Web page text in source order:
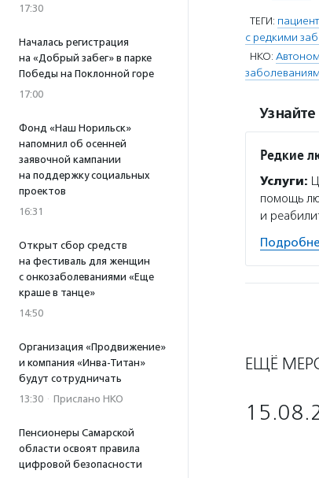
17:30
Началась регистрация
на «Добрый забег» в парке
Победы на Поклонной горе
17:00
Фонд «Наш Норильск»
напомнил об осенней
заявочной кампании
на поддержку социальных
проектов
16:31
Открыт сбор средств
на фестиваль для женщин
с онкозаболеваниями «Еще
краше в танце»
14:50
Организация «Продвижение»
и компания «Инва-Титан»
будут сотрудничать
13:30 · Прислано НКО
Пенсионеры Самарской
области освоят правила
цифровой безопасности
ТЕГИ:
с редкими
НКО:
Редкие
Услуги:
помощь
и
ЕЩЁ